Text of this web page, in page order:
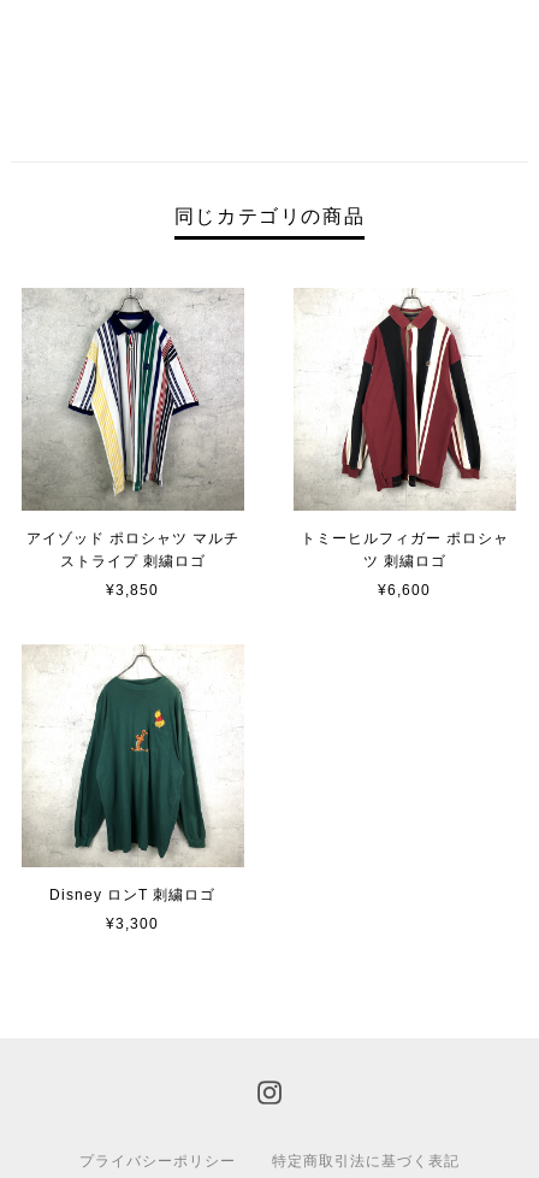
同じカテゴリの商品
アイゾッド ポロシャツ マルチ
ストライプ 刺繍ロゴ
¥3,850
トミーヒルフィガー ポロシャ
ツ 刺繍ロゴ
¥6,600
Disney ロンT 刺繍ロゴ
¥3,300
プライバシーポリシー 特定商取引法に基づく表記